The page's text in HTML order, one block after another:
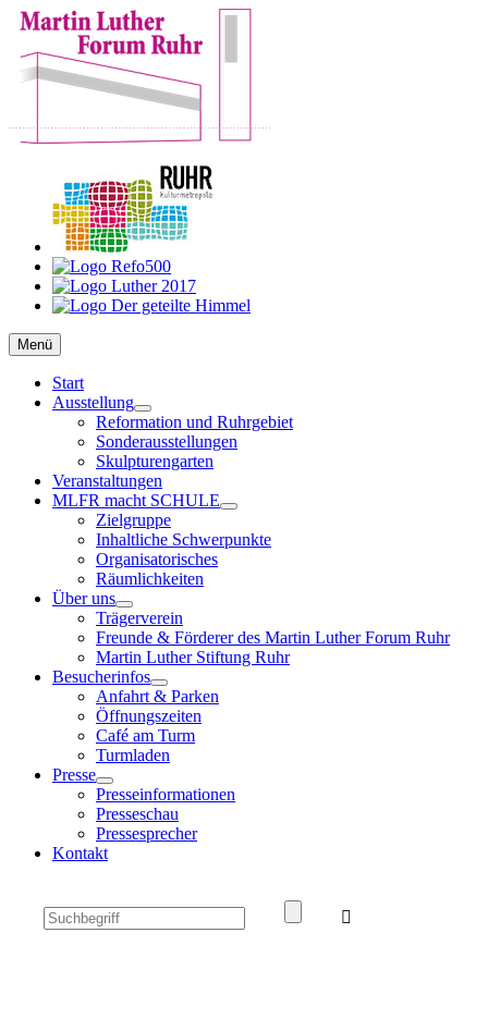
Zum
Inhalt
springen
Martin Luther Forum Ruhr
Reformation, Ruhrgebiet, Kultur
Menü
Start
Ausstellung
Untermenü
anzeigen
Reformation und Ruhrgebiet
Sonderausstellungen
Skulpturengarten
Veranstaltungen
MLFR macht SCHULE
Untermenü
anzeigen
Zielgruppe
Inhaltliche Schwerpunkte
Organisatorisches
Räumlichkeiten
Über uns
Untermenü
anzeigen
Trägerverein
Freunde & Förderer des Martin Luther Forum Ruhr
Martin Luther Stiftung Ruhr
Besucherinfos
Untermenü
anzeigen
Anfahrt & Parken
Öffnungszeiten
Café am Turm
Turmladen
Presse
Untermenü
anzeigen
Presseinformationen
Presseschau
Pressesprecher
Kontakt